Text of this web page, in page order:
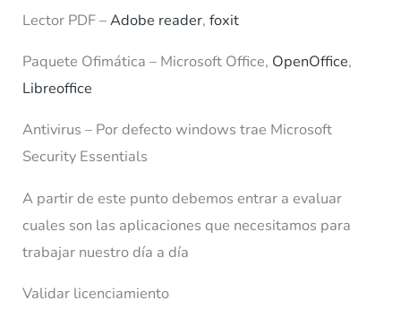
Lector PDF –Adobe reader,foxit
Paquete Ofimática – Microsoft Office, OpenOffice,
Libreoffice
Antivirus – Por defecto windows trae Microsoft
Security Essentials
A partir de este punto debemos entrar a evaluar
cuales son las aplicaciones que necesitamos para
trabajar nuestro día a día
Validar licenciamiento